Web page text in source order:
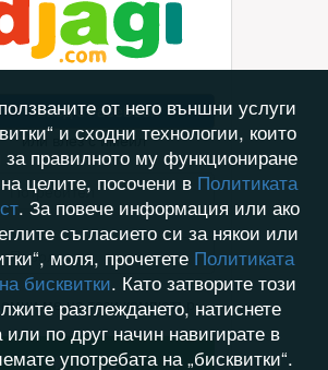
Вход с Facebook
или влез с имейл
ме на този компютър
Вход
от него външни услуги
и сходни технологии, които
правилното му функциониране
целите, посочени в Политиката
. За повече информация или ако
съгласието си за някои или
моля, прочетете Политиката
бисквитки. Като затворите този
разглеждането, натиснете
или по друг начин навигирате в
употребата на „бисквитки“.